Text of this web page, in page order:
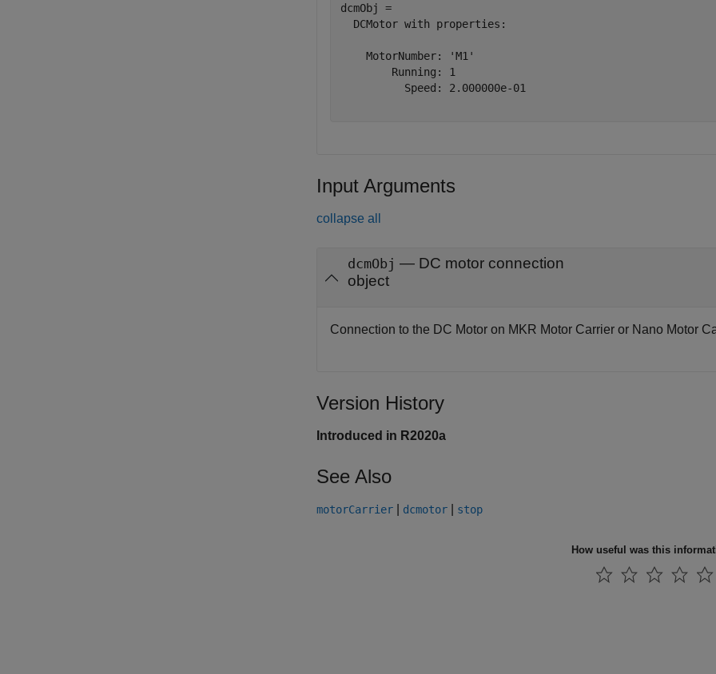
dcmObj =
  DCMotor with properties:
    MotorNumber: 'M1'
        Running: 1
          Speed: 2.000000e-01
Input Arguments
collapse all
dcmObj — DC motor connection
object
Connection to the DC Motor on MKR Motor Carrier or Nano Motor
Version History
Introduced in R2020a
See Also
motorCarrier dcmotor stop
How useful was this